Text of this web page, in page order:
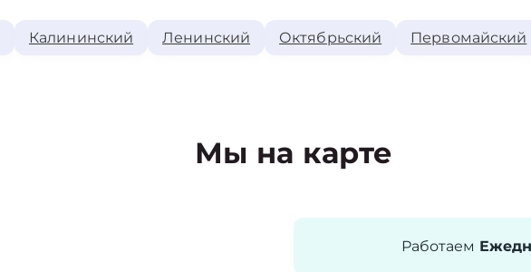
Калининский Ленинский Октябрьский Первомайский
Мы на карте
Работаем